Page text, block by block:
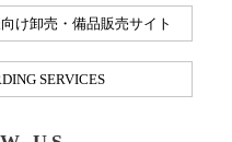
け卸売・備品販売サイト
SERVICES